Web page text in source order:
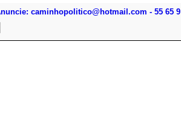
caminhopolitico@hotmail.com - 55 65 9